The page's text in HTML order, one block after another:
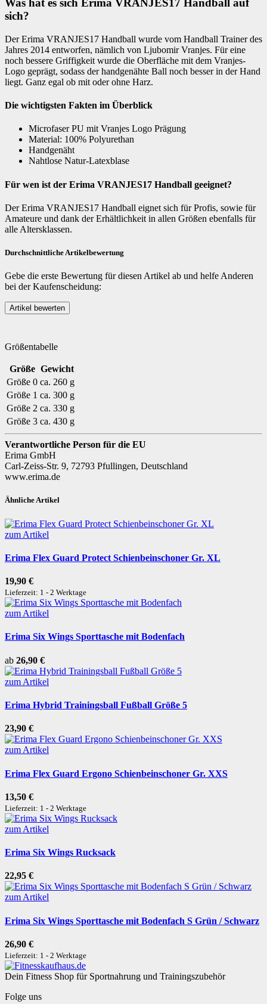
Was hat es sich Erima VRANJES17 Handball auf
sich?
Der Erima VRANJES17 Handball wurde vom Handball Trainer des
Jahres 2014 entworfen, nämlich von Ljubomir Vranjes. Für eine
noch bessere Griffigkeit wurde die Oberfläche mit dem Vranjes-
Logo geprägt, sodass der handgenähte Ball noch besser in der Hand
liegt. Ganz egal ob mit oder ohne Harz.
Die wichtigsten Fakten im Überblick
Microfaser PU mit Vranjes Logo Prägung
Material: 100% Polyurethan
Handgenäht
Nahtlose Natur-Latexblase
Für wen ist der Erima VRANJES17 Handball geeignet?
Der Erima VRANJES17 Handball eignet sich für Profis, sowie für
Amateure und dank der Erhältlichkeit in allen Größen ebenfalls für
alle Altersklassen.
Durchschnittliche Artikelbewertung
Gebe die erste Bewertung für diesen Artikel ab und helfe Anderen
bei der Kaufenscheidung:
Größentabelle
Größe Gewicht
Größe 0 ca. 260 g
Größe 1 ca. 300 g
Größe 2 ca. 330 g
Größe 3 ca. 430 g
Verantwortliche Person für die EU
Erima GmbH
Carl-Zeiss-Str. 9, 72793 Pfullingen, Deutschland
www.erima.de
Ähnliche Artikel
zum Artikel
Erima Flex Guard Protect Schienbeinschoner Gr. XL
19,90 €
Lieferzeit: 1 - 2 Werktage
zum Artikel
Erima Six Wings Sporttasche mit Bodenfach
ab 26,90 €
zum Artikel
Erima Hybrid Trainingsball Fußball Größe 5
23,90 €
zum Artikel
Erima Flex Guard Ergono Schienbeinschoner Gr. XXS
13,50 €
Lieferzeit: 1 - 2 Werktage
zum Artikel
Erima Six Wings Rucksack
22,95 €
zum Artikel
Erima Six Wings Sporttasche mit Bodenfach S Grün / Schwarz
26,90 €
Lieferzeit: 1 - 2 Werktage
Dein Fitness Shop für Sportnahrung und Trainingszubehör
Folge uns